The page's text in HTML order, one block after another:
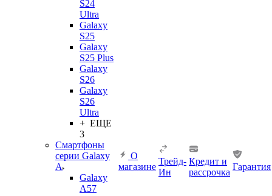
S24
Ultra
Galaxy
S25
Galaxy
S25 Plus
Galaxy
S26
Galaxy
S26
Ultra
+ ЕЩЕ
3
Смартфоны
серии Galaxy
A
Galaxy
A57
О
магазине
Трейд-
Ин
Кредит и
рассрочка
Гарантия